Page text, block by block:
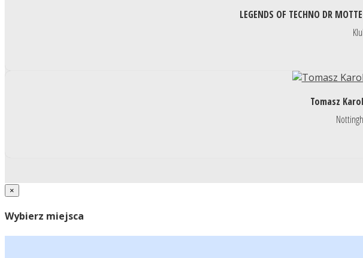
LEGENDS OF TECHNO DR
Tomasz
×
Wybierz miejsca